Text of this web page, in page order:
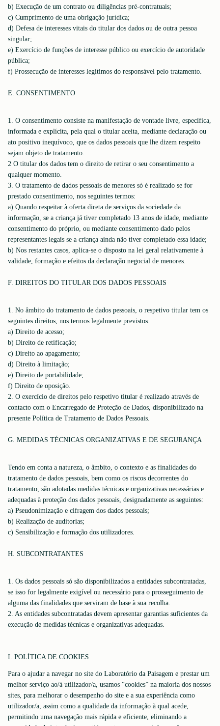
b) Execução de um contrato ou diligências pré-contratuais;
c) Cumprimento de uma obrigação jurídica;
d) Defesa de interesses vitais do titular dos dados ou de outra pessoa
singular;
e) Exercício de funções de interesse público ou exercício de autoridade
pública;
f) Prossecução de interesses legítimos do responsável pelo tratamento.
E. CONSENTIMENTO
1. O consentimento consiste na manifestação de vontade livre, específica,
informada e explícita, pela qual o titular aceita, mediante declaração ou
ato positivo inequívoco, que os dados pessoais que lhe dizem respeito
sejam objeto de tratamento.
2 O titular dos dados tem o direito de retirar o seu consentimento a
qualquer momento.
3. O tratamento de dados pessoais de menores só é realizado se for
prestado consentimento, nos seguintes termos:
a) Quando respeitar à oferta direta de serviços da sociedade da
informação, se a criança já tiver completado 13 anos de idade, mediante
consentimento do próprio, ou mediante consentimento dado pelos
representantes legais se a criança ainda não tiver completado essa idade;
b) Nos restantes casos, aplica-se o disposto na lei geral relativamente à
validade, formação e efeitos da declaração negocial de menores.
F. DIREITOS DO TITULAR DOS DADOS PESSOAIS
1. No âmbito do tratamento de dados pessoais, o respetivo titular tem os
seguintes direitos, nos termos legalmente previstos:
a) Direito de acesso;
b) Direito de retificação;
c) Direito ao apagamento;
d) Direito à limitação;
e) Direito de portabilidade;
f) Direito de oposição.
2. O exercício de direitos pelo respetivo titular é realizado através de
contacto com o Encarregado de Proteção de Dados, disponibilizado na
presente Política de Tratamento de Dados Pessoais.
G. MEDIDAS TÉCNICAS ORGANIZATIVAS E DE SEGURANÇA
Tendo em conta a natureza, o âmbito, o contexto e as finalidades do
tratamento de dados pessoais, bem como os riscos decorrentes do
tratamento, são adotadas medidas técnicas e organizativas necessárias e
adequadas à proteção dos dados pessoais, designadamente as seguintes:
a) Pseudonimização e cifragem dos dados pessoais;
b) Realização de auditorias;
c) Sensibilização e formação dos utilizadores.
H. SUBCONTRATANTES
1. Os dados pessoais só são disponibilizados a entidades subcontratadas,
se isso for legalmente exigível ou necessário para o prosseguimento de
alguma das finalidades que serviram de base à sua recolha.
2. As entidades subcontratadas devem apresentar garantias suficientes da
execução de medidas técnicas e organizativas adequadas.
I. POLÍTICA DE COOKIES
Para o ajudar a navegar no site do Laboratório da Paisagem e prestar um
melhor serviço ao/à utilizador/a, usamos “cookies” na maioria dos nossos
sites, para melhorar o desempenho do site e a sua experiência como
utilizador/a, assim como a qualidade da informação à qual acede,
permitindo uma navegação mais rápida e eficiente, eliminando a